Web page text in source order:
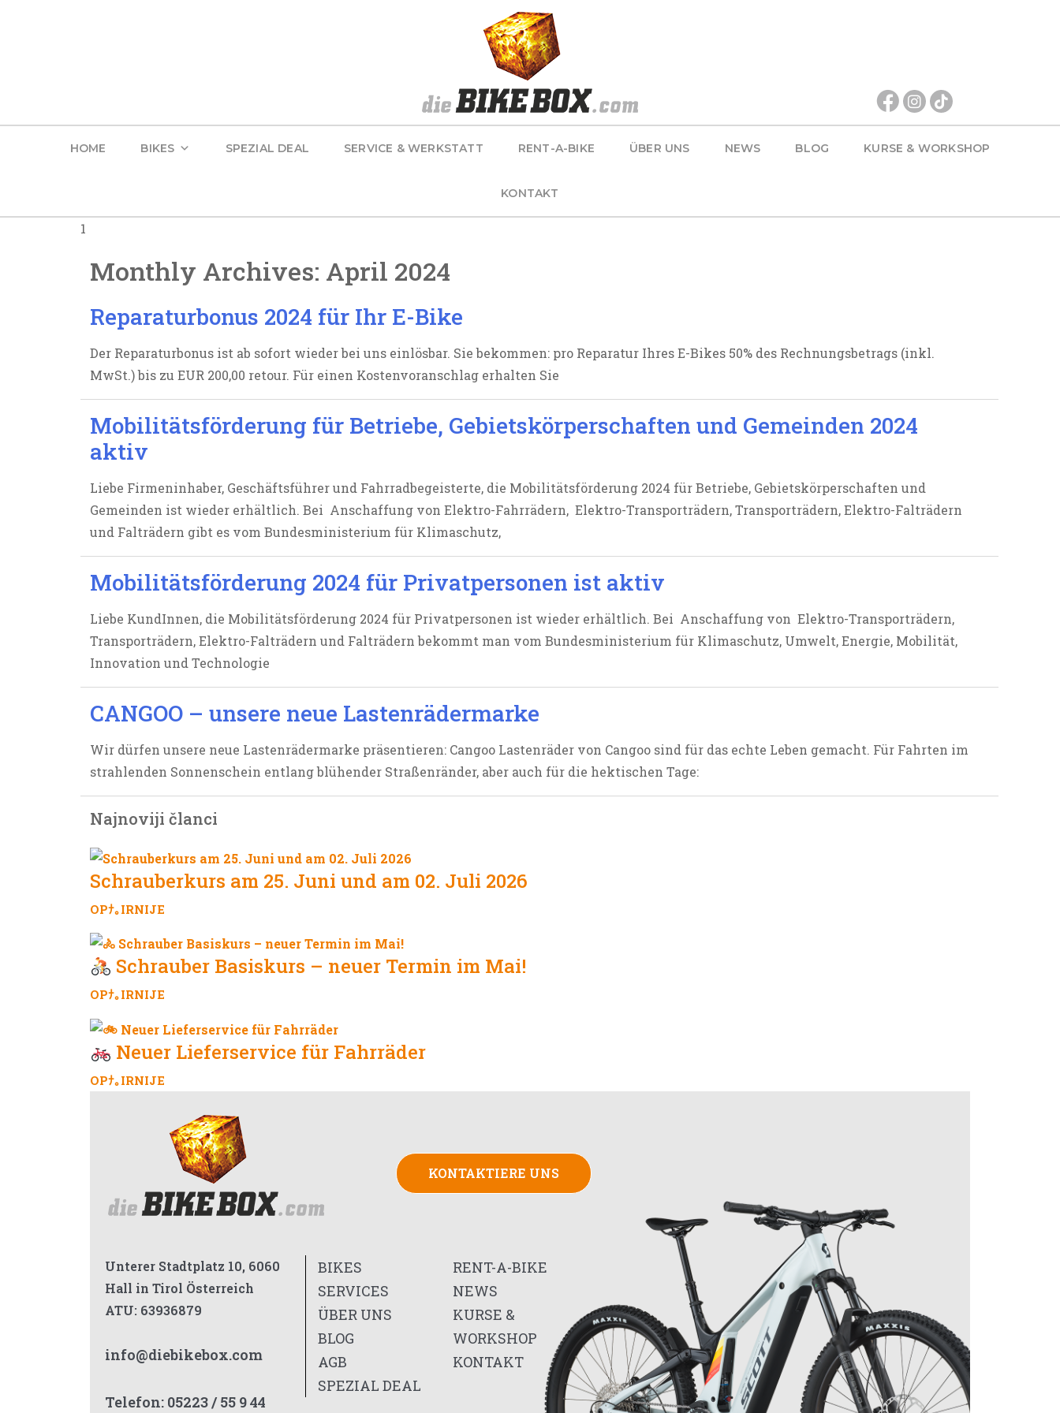
HOME BIKES SPEZIAL DEAL SERVICE & WERKSTATT RENT-A-BIKE ÜBER UNS NEWS BLOG KURSE & WORKSHOP
KONTAKT
1
Monthly Archives: April 2024
Reparaturbonus 2024 für Ihr E-Bike
Der Reparaturbonus ist ab sofort wieder bei uns einlösbar. Sie bekommen: pro Reparatur Ihres E-Bikes 50% des Rechnungsbetrags (inkl.
MwSt.) bis zu EUR 200,00 retour. Für einen Kostenvoranschlag erhalten Sie
Mobilitätsförderung für Betriebe, Gebietskörperschaften und Gemeinden 2024
aktiv
Liebe Firmeninhaber, Geschäftsführer und Fahrradbegeisterte, die Mobilitätsförderung 2024 für Betriebe, Gebietskörperschaften und
Gemeinden ist wieder erhältlich. Bei Anschaffung von Elektro-Fahrrädern, Elektro-Transporträdern, Transporträdern, Elektro-Falträdern
und Falträdern gibt es vom Bundesministerium für Klimaschutz,
Mobilitätsförderung 2024 für Privatpersonen ist aktiv
Liebe KundInnen, die Mobilitätsförderung 2024 für Privatpersonen ist wieder erhältlich. Bei Anschaffung von Elektro-Transporträdern,
Transporträdern, Elektro-Falträdern und Falträdern bekommt man vom Bundesministerium für Klimaschutz, Umwelt, Energie, Mobilität,
Innovation und Technologie
CANGOO – unsere neue Lastenrädermarke
Wir dürfen unsere neue Lastenrädermarke präsentieren: Cangoo Lastenräder von Cangoo sind für das echte Leben gemacht. Für Fahrten im
strahlenden Sonnenschein entlang blühender Straßenränder, aber auch für die hektischen Tage:
Najnoviji članci
Schrauberkurs am 25. Juni und am 02. Juli 2026
OPﾅ｡IRNIJE
Schrauber Basiskurs – neuer Termin im Mai!
OPﾅ｡IRNIJE
Neuer Lieferservice für Fahrräder
OPﾅ｡IRNIJE
KONTAKTIERE UNS
Unterer Stadtplatz 10, 6060
Hall in Tirol Österreich
ATU: 63936879
info@diebikebox.com
Telefon: 05223 / 55 9 44
BIKES
SERVICES
ÜBER UNS
BLOG
AGB
SPEZIAL DEAL
RENT-A-BIKE
NEWS
KURSE &
WORKSHOP
KONTAKT